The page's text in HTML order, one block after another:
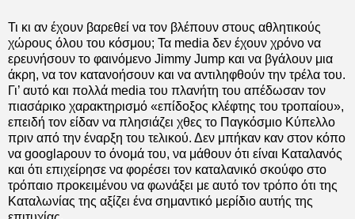
Τι κι αν έχουν βαρεθεί να τον βλέπουν στους αθλητικούς
χώρους όλου του κόσμου; Τα media δεν έχουν χρόνο να
ερευνήσουν το φαινόμενο Jimmy Jump και να βγάλουν μια
άκρη, να τον κατανοήσουν και να αντιληφθούν την τρέλα του.
Γι’ αυτό και πολλά media του πλανήτη του απέδωσαν τον
πιασάρικο χαρακτηρισμό «επίδοξος κλέφτης του τροπαίου»,
επειδή τον είδαν να πλησιάζει χθες το Παγκόσμιο Κύπελλο
πριν από την έναρξη του τελικού. Δεν μπήκαν καν στον κόπο
να googlaρουν το όνομά του, να μάθουν ότι είναι Καταλανός
και ότι επιχείρησε να φορέσει τον καταλανικό σκούφο στο
τρόπαιο προκειμένου να φωνάξει με αυτό τον τρόπο ότι της
Καταλωνίας της αξίζει ένα σημαντικό μερίδιο αυτής της